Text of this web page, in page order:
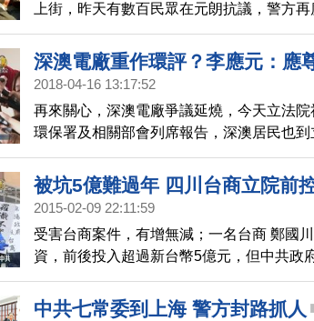
上街，昨天有數百民眾在元朗抗議，警方
人，新唐人大紀元官網也直播實況透過畫
民眾被警方壓制在地上，人群重重包圍表示
名自稱「元朗居民」挑釁遊行人士，後來，
同樣是陸客搶貨的景點，已經發起多次抗議
深澳電廠重作環評？李應元：應
2018-04-16 13:17:52
再來關心，深澳電廠爭議延燒，今天立法
環保署及相關部會列席報告，深澳居民也
環評，環保署長李應元也對此做出回應。
被坑5億難過年 四川台商立院前
2015-02-09 22:11:59
受害台商案件，有增無減；一名台商 鄭國
資，前後投入超過新台幣5億元，但中共政
將台商掃地出門，今天受害台商，委託朋
立院陳情，希望台灣政府能幫助他們。
中共七常委到上海 警方封路抓人